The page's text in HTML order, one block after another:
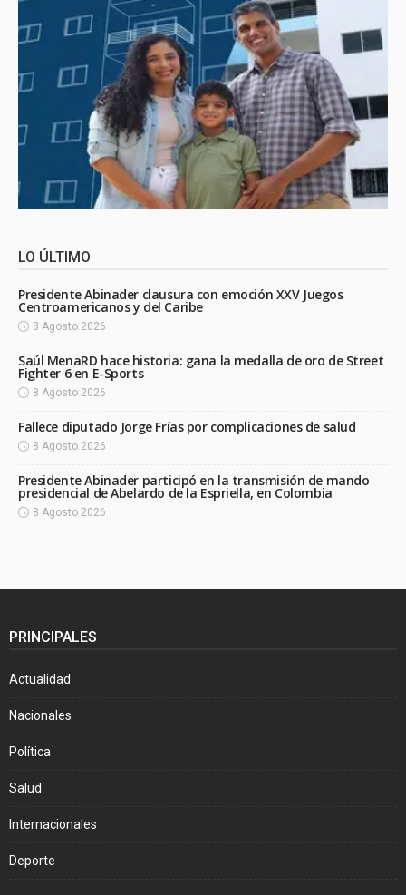
LO ÚLTIMO
Presidente Abinader clausura con emoción XXV Juegos
Centroamericanos y del Caribe
8 Agosto 2026
Saúl MenaRD hace historia: gana la medalla de oro de Street
Fighter 6 en E-Sports
8 Agosto 2026
Fallece diputado Jorge Frías por complicaciones de salud
8 Agosto 2026
Presidente Abinader participó en la transmisión de mando
presidencial de Abelardo de la Espriella, en Colombia
8 Agosto 2026
PRINCIPALES
Actualidad
Nacionales
Política
Salud
Internacionales
Deporte